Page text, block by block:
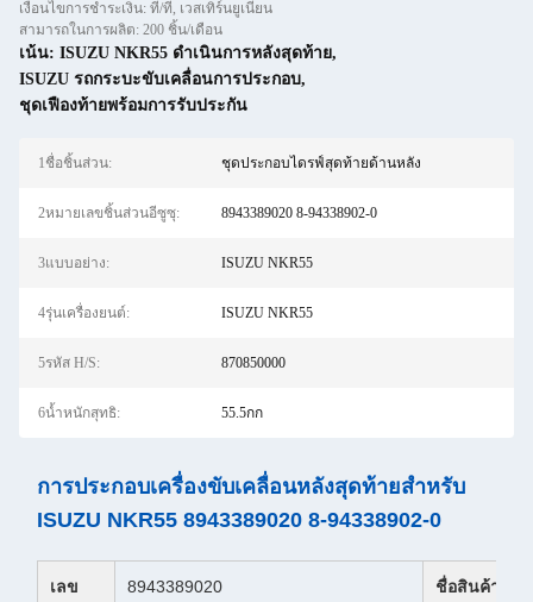
เงื่อนไขการชำระเงิน: ที/ที, เวสเทิร์นยูเนี่ยน
สามารถในการผลิต: 200 ชิ้น/เดือน
เน้น: ISUZU NKR55 ดําเนินการหลังสุดท้าย,
ISUZU รถกระบะขับเคลื่อนการประกอบ,
ชุดเฟืองท้ายพร้อมการรับประกัน
1ชื่อชิ้นส่วน: ชุดประกอบไดรฟ์สุดท้ายด้านหลัง
2หมายเลขชิ้นส่วนอีซูซุ: 8943389020 8-94338902-0
3แบบอย่าง: ISUZU NKR55
4รุ่นเครื่องยนต์: ISUZU NKR55
5รหัส H/S: 870850000
6น้ำหนักสุทธิ: 55.5กก
การประกอบเครื่องขับเคลื่อนหลังสุดท้ายสําหรับ
ISUZU NKR55 8943389020 8-94338902-0
เลข
8943389020 ชื่อสินค้า: